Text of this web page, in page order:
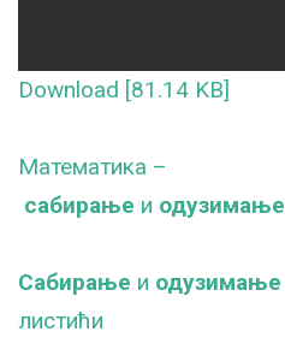
Download [81.14 KB]
Математика –
сабирање и одузимање
Сабирање и одузимање
листићи